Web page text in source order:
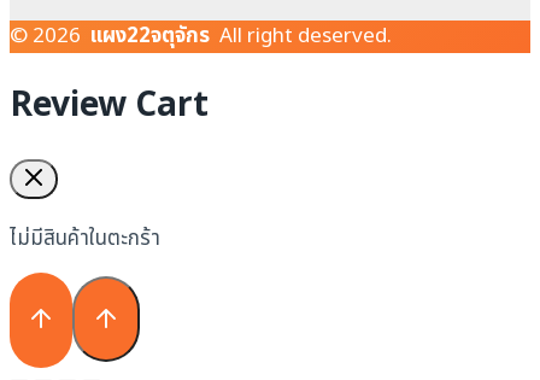
© 2026 แผง22จตุจักร All right deserved.
Review Cart
ไม่มีสินค้าในตะกร้า